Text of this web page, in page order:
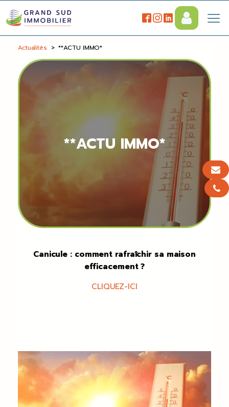
Actualités >**ACTU IMMO*
**ACTU IMMO*
Canicule : comment rafraîchir sa maison
efficacement ?
CLIQUEZ-ICI